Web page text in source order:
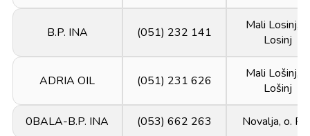
B.P. INA (051) 232 141
Mali Losinj, o.
Losinj
ADRIA OIL (051) 231 626
Mali Lošinj, o.
Lošinj
0BALA-B.P. INA (053) 662 263 Novalja, o.